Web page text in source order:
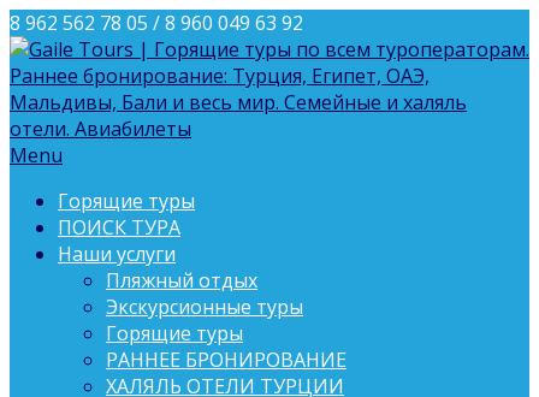
8 962 562 78 05 / 8 960 049 63 92
Menu
Горящие туры
ПОИСК ТУРА
Наши услуги
Пляжный отдых
Экскурсионные туры
Горящие туры
РАННЕЕ БРОНИРОВАНИЕ
ХАЛЯЛЬ ОТЕЛИ ТУРЦИИ